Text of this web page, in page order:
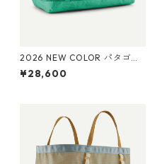
2026 NEW COLOR パタゴニ
ア ブラックホール・ダッフ
ル 70L (カラー Aqua Stone)
¥28,600